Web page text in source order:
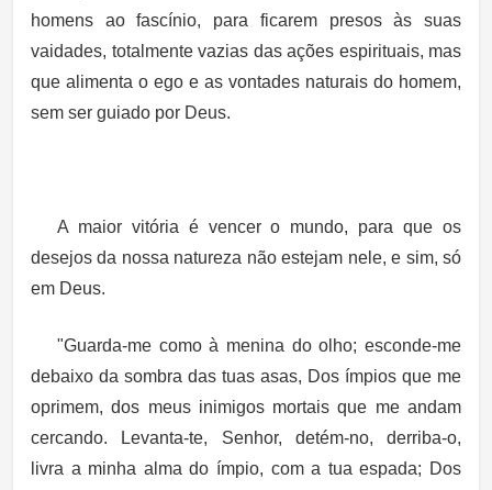
homens ao fascínio, para ficarem presos às suas
vaidades, totalmente vazias das ações espirituais, mas
que alimenta o ego e as vontades naturais do homem,
sem ser guiado por Deus.
A maior vitória é vencer o mundo, para que os
desejos da nossa natureza não estejam nele, e sim, só
em Deus.
"Guarda-me como à menina do olho; esconde-me
debaixo da sombra das tuas asas, Dos ímpios que me
oprimem, dos meus inimigos mortais que me andam
cercando. Levanta-te, Senhor, detém-no, derriba-o,
livra a minha alma do ímpio, com a tua espada; Dos